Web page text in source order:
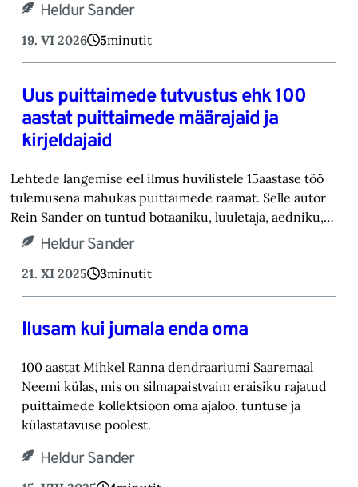
Heldur Sander
19. VI 2026 5minutit
Uus puittaimede tutvustus ehk 100
aastat puittaimede määrajaid ja
kirjeldajaid
Lehtede langemise eel ilmus huvilistele 15aastase töö
tulemusena mahukas puittaimede raamat. Selle autor
Rein Sander on tuntud botaaniku, luuletaja, aedniku,…
Heldur Sander
21. XI 2025 3minutit
Ilusam kui jumala enda oma
100 aastat Mihkel Ranna dendraariumi Saaremaal
Neemi külas, mis on silmapaistvaim eraisiku rajatud
puittaimede kollektsioon oma ajaloo, tuntuse ja
külastatavuse poolest.
Heldur Sander